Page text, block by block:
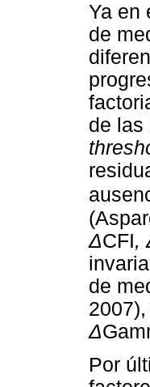
Ya en
de
de las
ΔCFI,
de
Δ
Por